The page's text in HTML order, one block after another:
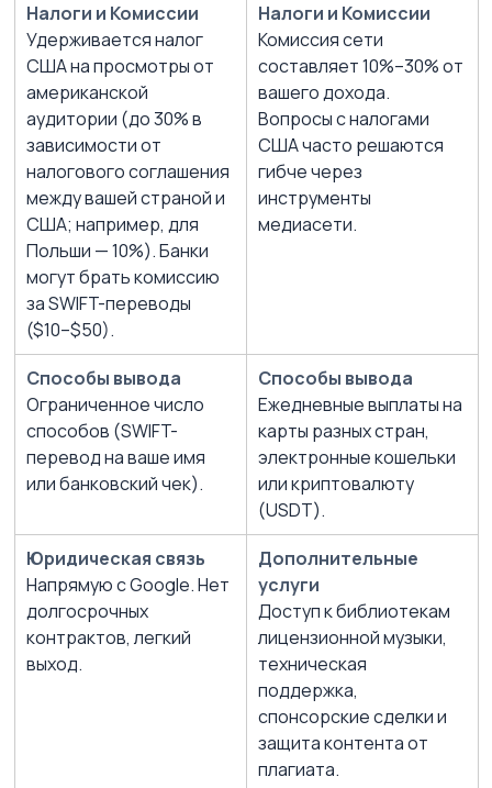
Налоги и Комиссии
Удерживается налог
США на просмотры от
американской
аудитории (до 30% в
зависимости от
налогового соглашения
между вашей страной и
США; например, для
Польши — 10%). Банки
могут брать комиссию
за SWIFT-переводы
($10–$50).
Налоги и Комиссии
Комиссия сети
составляет 10%–30% от
вашего дохода.
Вопросы с налогами
США часто решаются
гибче через
инструменты
медиасети.
Способы вывода
Ограниченное число
способов (SWIFT-
перевод на ваше имя
или банковский чек).
Способы вывода
Ежедневные выплаты на
карты разных стран,
электронные кошельки
или криптовалюту
(USDT).
Юридическая связь
Напрямую с Google. Нет
долгосрочных
контрактов, легкий
выход.
Дополнительные
услуги
Доступ к библиотекам
лицензионной музыки,
техническая
поддержка,
спонсорские сделки и
защита контента от
плагиата.